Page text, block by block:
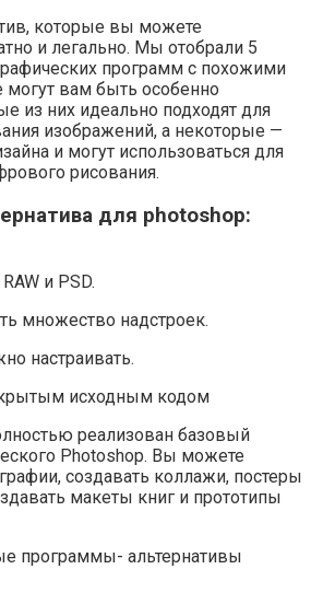
которые вы можете
и легально. Мы отобрали 5
программ с похожими
вам быть особенно
из них идеально подходят для
изображений, а некоторые —
и могут использоваться для
рисования.
для photoshop:
и PSD.
множество надстроек.
настраивать.
исходным кодом
реализован базовый
Photoshop. Вы можете
создавать коллажи, постеры
макеты книг и прототипы